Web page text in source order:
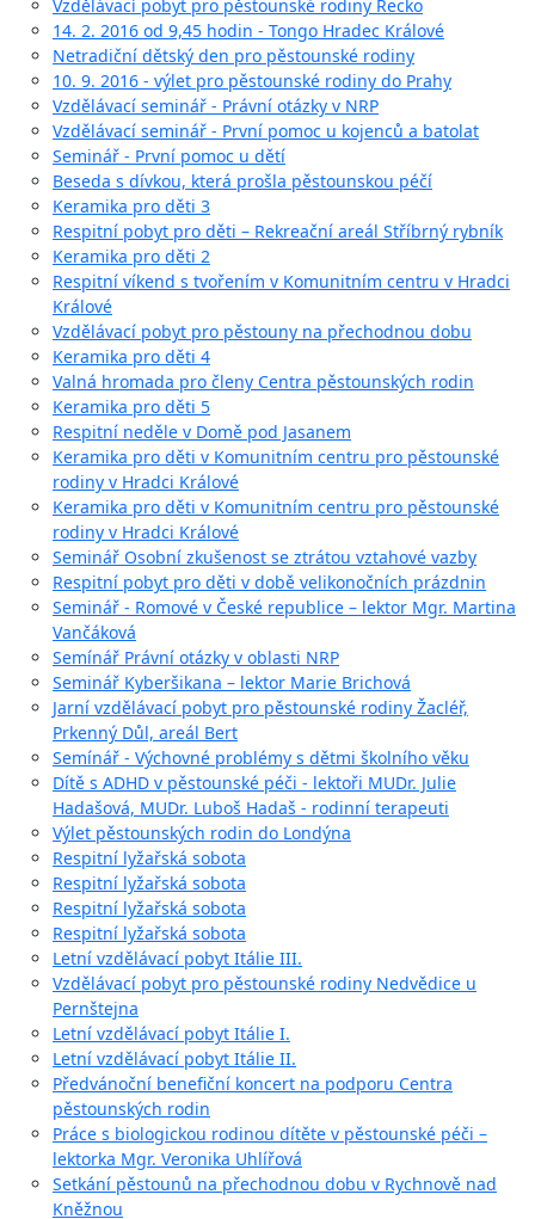
Vzdělávací pobyt pro pěstounské rodiny Řecko
14. 2. 2016 od 9,45 hodin - Tongo Hradec Králové
Netradiční dětský den pro pěstounské rodiny
10. 9. 2016 - výlet pro pěstounské rodiny do Prahy
Vzdělávací seminář - Právní otázky v NRP
Vzdělávací seminář - První pomoc u kojenců a batolat
Seminář - První pomoc u dětí
Beseda s dívkou, která prošla pěstounskou péčí
Keramika pro děti 3
Respitní pobyt pro děti – Rekreační areál Stříbrný rybník
Keramika pro děti 2
Respitní víkend s tvořením v Komunitním centru v Hradci
Králové
Vzdělávací pobyt pro pěstouny na přechodnou dobu
Keramika pro děti 4
Valná hromada pro členy Centra pěstounských rodin
Keramika pro děti 5
Respitní neděle v Domě pod Jasanem
Keramika pro děti v Komunitním centru pro pěstounské
rodiny v Hradci Králové
Keramika pro děti v Komunitním centru pro pěstounské
rodiny v Hradci Králové
Seminář Osobní zkušenost se ztrátou vztahové vazby
Respitní pobyt pro děti v době velikonočních prázdnin
Seminář - Romové v České republice – lektor Mgr. Martina
Vančáková
Semínář Právní otázky v oblasti NRP
Seminář Kyberšikana – lektor Marie Brichová
Jarní vzdělávací pobyt pro pěstounské rodiny Žacléř,
Prkenný Důl, areál Bert
Semínář - Výchovné problémy s dětmi školního věku
Dítě s ADHD v pěstounské péči - lektoři MUDr. Julie
Hadašová, MUDr. Luboš Hadaš - rodinní terapeuti
Výlet pěstounských rodin do Londýna
Respitní lyžařská sobota
Respitní lyžařská sobota
Respitní lyžařská sobota
Respitní lyžařská sobota
Letní vzdělávací pobyt Itálie III.
Vzdělávací pobyt pro pěstounské rodiny Nedvědice u
Pernštejna
Letní vzdělávací pobyt Itálie I.
Letní vzdělávací pobyt Itálie II.
Předvánoční benefiční koncert na podporu Centra
pěstounských rodin
Práce s biologickou rodinou dítěte v pěstounské péči –
lektorka Mgr. Veronika Uhlířová
Setkání pěstounů na přechodnou dobu v Rychnově nad
Kněžnou